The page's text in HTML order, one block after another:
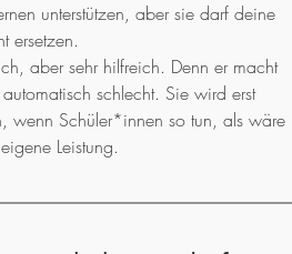
unterstützen, aber sie darf deine
ersetzen.
aber sehr hilfreich. Denn er macht
schlecht. Sie wird erst
wenn Schüler*innen so tun, als wäre
Leistung.